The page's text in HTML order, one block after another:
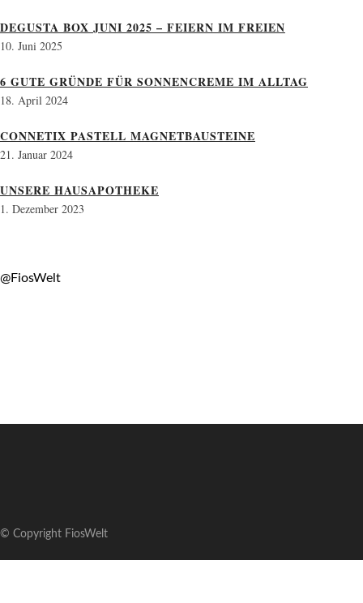
DEGUSTA BOX JUNI 2025 – FEIERN IM FREIEN
10. Juni 2025
6 GUTE GRÜNDE FÜR SONNENCREME IM ALLTAG
18. April 2024
CONNETIX PASTELL MAGNETBAUSTEINE
21. Januar 2024
UNSERE HAUSAPOTHEKE
1. Dezember 2023
@FiosWelt
© Copyright FiosWelt